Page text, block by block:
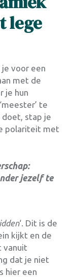
lege
voor een
met de
je hun
te
doet, stap je
polariteit met
jezelf te
‘. Dit is de
kijkt en de
vanuit
dat je niet
hier een